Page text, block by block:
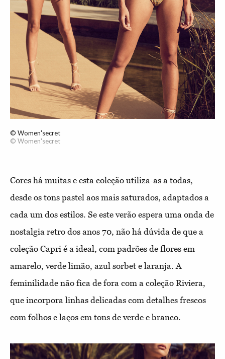
© Women'secret
© Women'secret
Cores há muitas e esta coleção utiliza-as a todas,
desde os tons pastel aos mais saturados, adaptados a
cada um dos estilos. Se este verão espera uma onda de
nostalgia retro dos anos 70, não há dúvida de que a
coleção Capri é a ideal, com padrões de flores em
amarelo, verde limão, azul sorbet e laranja. A
feminilidade não fica de fora com a coleção Riviera,
que incorpora linhas delicadas com detalhes frescos
com folhos e laços em tons de verde e branco.